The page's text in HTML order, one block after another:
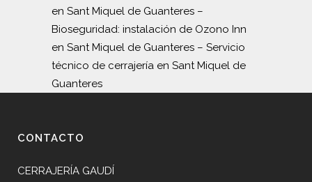
en Sant Miquel de Guanteres –
Bioseguridad: instalación de Ozono Inn
en Sant Miquel de Guanteres – Servicio
técnico de cerrajería en Sant Miquel de
Guanteres
CONTACTO
CERRAJERÍA GAUDÍ